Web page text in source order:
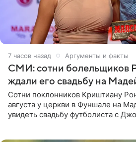
7 часов назад Аргументы и факты
СМИ: сотни болельщиков
ждали его свадьбу на
Сотни поклонников Криштиану
августа у церкви в Фуншале на
увидеть свадьбу футболиста с